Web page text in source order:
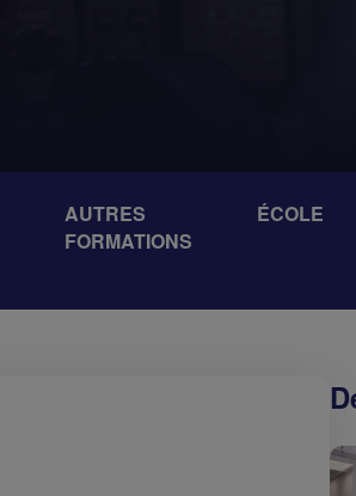
AUTRES
FORMATIONS
ÉCOLE